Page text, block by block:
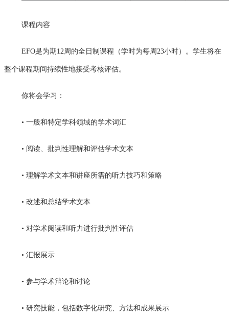
课程内容
EFO是为期12周的全日制课程（学时为每周23小时）。学生将在
整个课程期间持续性地接受考核评估。
你将会学习：
• 一般和特定学科领域的学术词汇
• 阅读、批判性理解和评估学术文本
• 理解学术文本和讲座所需的听力技巧和策略
• 改述和总结学术文本
• 对学术阅读和听力进行批判性评估
• 汇报展示
• 参与学术辩论和讨论
• 研究技能，包括数字化研究、方法和成果展示